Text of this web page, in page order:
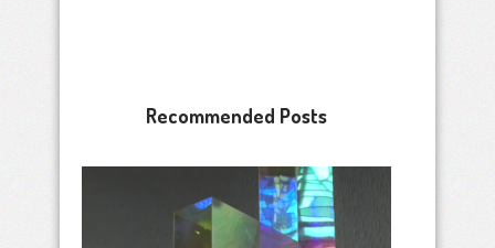
Recommended Posts